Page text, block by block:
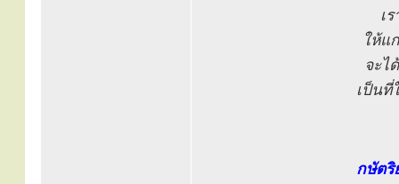
เ
ให้แ
จะไ
เป็นที่
กษัตริ